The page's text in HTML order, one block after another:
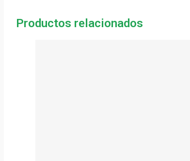
Productos relacionados